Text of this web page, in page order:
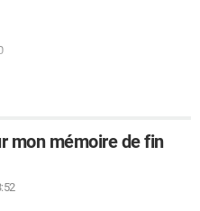
mon mémoire de fin